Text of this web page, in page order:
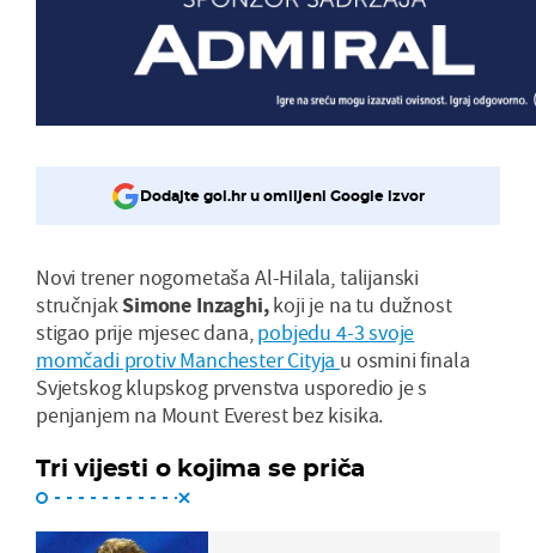
Dodajte gol.hr u omiljeni Google izvor
Novi trener nogometaša Al-Hilala, talijanski
stručnjakSimone Inzaghi,koji je na tu dužnost
stigao prije mjesec dana,pobjedu 4-3 svoje
momčadi protiv Manchester Cityja u osmini finala
Svjetskog klupskog prvenstva usporedio je s
penjanjem na Mount Everest bez kisika.
Tri vijesti o kojima se priča